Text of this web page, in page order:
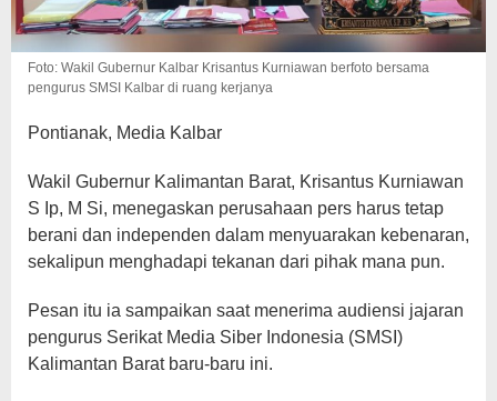
Foto: Wakil Gubernur Kalbar Krisantus Kurniawan berfoto bersama
pengurus SMSI Kalbar di ruang kerjanya
Pontianak, Media Kalbar
Wakil Gubernur Kalimantan Barat, Krisantus Kurniawan
S Ip, M Si, menegaskan perusahaan pers harus tetap
berani dan independen dalam menyuarakan kebenaran,
sekalipun menghadapi tekanan dari pihak mana pun.
Pesan itu ia sampaikan saat menerima audiensi jajaran
pengurus Serikat Media Siber Indonesia (SMSI)
Kalimantan Barat baru-baru ini.